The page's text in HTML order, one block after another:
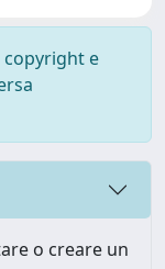
copyright e
o creare un